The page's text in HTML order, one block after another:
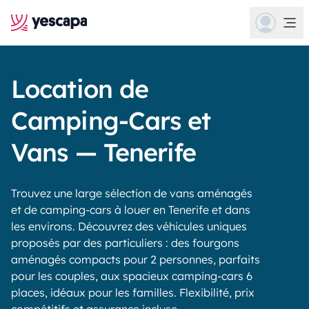
Location de
Camping-Cars et
Vans — Tenerife
Trouvez une large sélection de vans aménagés
et de camping-cars à louer en Tenerife et dans
les environs. Découvrez des véhicules uniques
proposés par des particuliers : des fourgons
aménagés compacts pour 2 personnes, parfaits
pour les couples, aux spacieux camping-cars 6
places, idéaux pour les familles. Flexibilité, prix